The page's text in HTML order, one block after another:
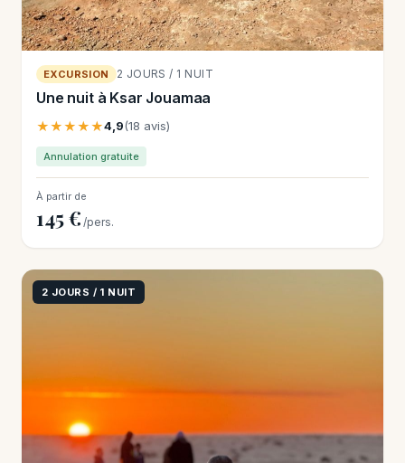
EXCURSION 2 JOURS / 1 NUIT
Une nuit à Ksar Jouamaa
★★★★★4,9(18 avis)
Annulation gratuite
À partir de
145 € /pers.
2 JOURS / 1 NUIT